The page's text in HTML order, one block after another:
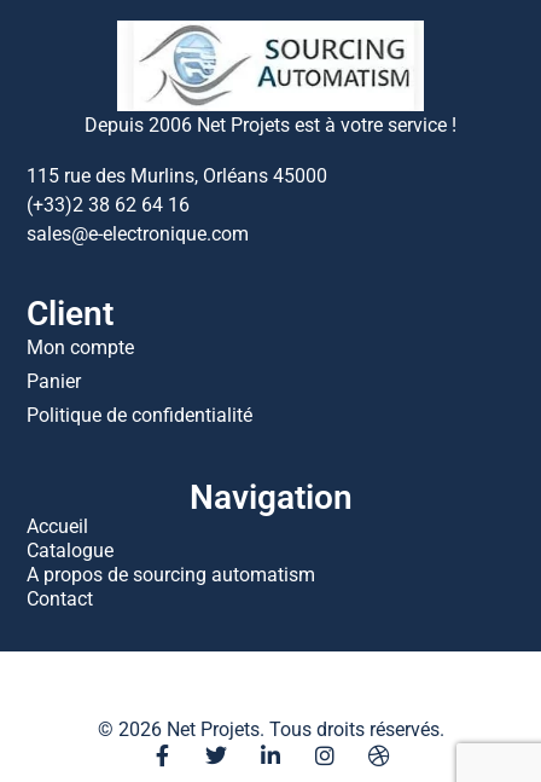
Depuis 2006 Net Projets est à votre service !
115 rue des Murlins, Orléans 45000
(+33)2 38 62 64 16
sales@e-electronique.com
Client
Mon compte
Panier
Politique de confidentialité
Navigation
Accueil
Catalogue
A propos de sourcing automatism
Contact
© 2026 Net Projets. Tous droits réservés.